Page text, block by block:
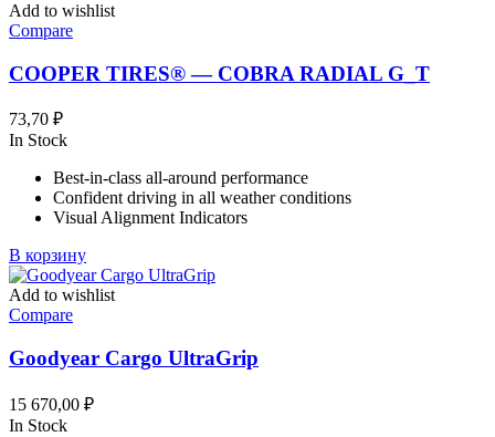
Add to wishlist
Compare
COOPER TIRES® — COBRA RADIAL G_T
73,70 ₽
In Stock
Best-in-class all-around performance
Confident driving in all weather conditions
Visual Alignment Indicators
В корзину
Add to wishlist
Compare
Goodyear Cargo UltraGrip
15 670,00 ₽
In Stock